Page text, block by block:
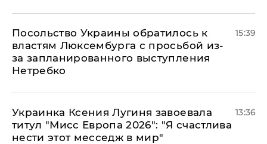
Посольство Украины обратилось к
властям Люксембурга с просьбой из-
за запланированного выступления
Нетребко
15:39
Украинка Ксения Лугиня завоевала
титул "Мисс Европа 2026": "Я счастлива
нести этот месседж в мир"
13:36